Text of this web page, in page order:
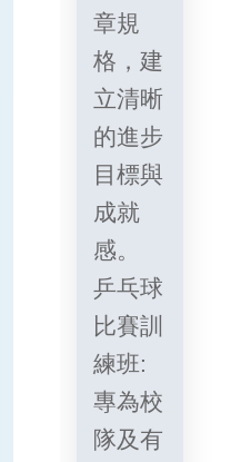
章規
格，建
立清晰
的進步
目標與
成就
感。
乒乓球
比賽訓
練班:
專為校
隊及有